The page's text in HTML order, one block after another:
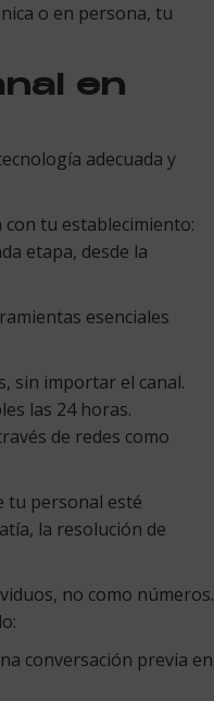
o en persona, tu
en
adecuada y
tu establecimiento:
etapa, desde la
esenciales
sin importar el canal.
las 24 horas.
de redes como
tu personal esté
la resolución de
no como números.
conversación previa en